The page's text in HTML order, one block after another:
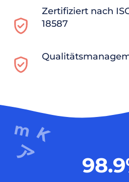
Zertifiziert nach
18587
98.9